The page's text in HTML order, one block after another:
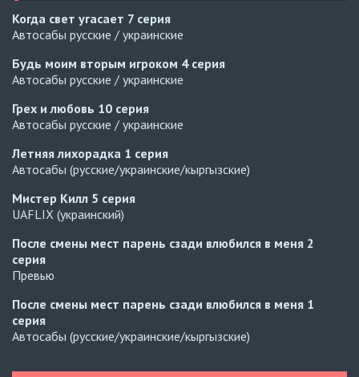
Когда свет угасает 7 серия
Автосабы русские / украинские
Будь моим вторым игроком 4 серия
Автосабы русские / украинские
Грех и любовь 10 серия
Автосабы русские / украинские
Летняя лихорадка 1 серия
Автосабы (русские/украинские/кыргызские)
Мистер Килл 5 серия
UAFLIX (украинский)
После смены мест парень сзади влюбился в меня 2
серия
Превью
После смены мест парень сзади влюбился в меня 1
серия
Автосабы (русские/украинские/кыргызские)